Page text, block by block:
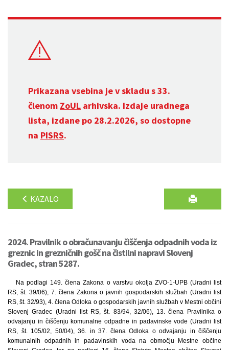
Prikazana vsebina je v skladu s 33.
členom ZoUL arhivska. Izdaje uradnega
lista, izdane po 28.2.2026, so dostopne
na PISRS.
KAZALO
2024. Pravilnik o obračunavanju čiščenja odpadnih voda iz
greznic in grezničnih gošč na čistilni napravi Slovenj
Gradec, stran 5287.
Na podlagi 149. člena Zakona o varstvu okolja ZVO-1-UPB (Uradni list
RS, št. 39/06), 7. člena Zakona o javnih gospodarskih službah (Uradni list
RS, št. 32/93), 4. člena Odloka o gospodarskih javnih službah v Mestni občini
Slovenj Gradec (Uradni list RS, št. 83/94, 32/06), 13. člena Pravilnika o
odvajanju in čiščenju komunalne odpadne in padavinske vode (Uradni list
RS, št. 105/02, 50/04), 36. in 37. člena Odloka o odvajanju in čiščenju
komunalnih odpadnih in padavinskih voda na območju Mestne občine